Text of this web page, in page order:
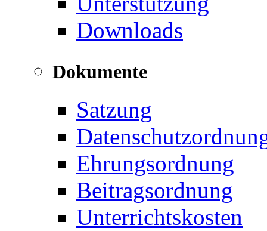
Downloads
Dokumente
Satzung
Ehrungsordnung
Beitragsordnung
Unterrichtskosten